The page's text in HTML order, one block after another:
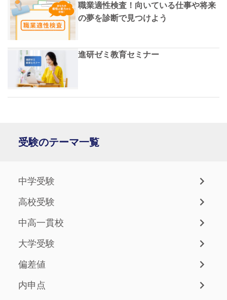
職業適性検査！向いている仕事や将来
の夢を診断で見つけよう
進研ゼミ教育セミナー
受験のテーマ一覧
中学受験
高校受験
中高一貫校
大学受験
偏差値
内申点